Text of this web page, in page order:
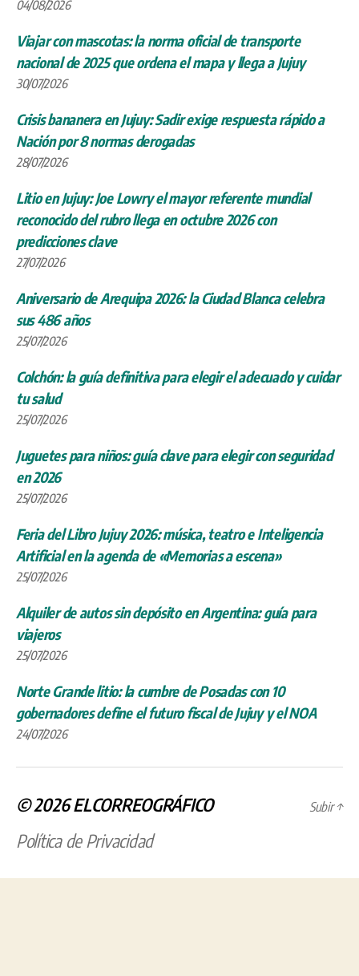
Crisis bananera en Jujuy: Sadir exige respuesta rápido a
Nación por 8 normas derogadas
28/07/2026
Litio en Jujuy: Joe Lowry el mayor referente mundial
reconocido del rubro llega en octubre 2026 con
predicciones clave
Aniversario de Arequipa 2026: la Ciudad Blanca celebra
sus 486 años
25/07/2026
Colchón: la guía definitiva para elegir el adecuado y cuidar
tu salud
25/07/2026
Juguetes para niños: guía clave para elegir con seguridad
en 2026
25/07/2026
Feria del Libro Jujuy 2026: música, teatro e Inteligencia
Artificial en la agenda de «Memorias a escena»
25/07/2026
Alquiler de autos sin depósito en Argentina: guía para
viajeros
25/07/2026
Norte Grande litio: la cumbre de Posadas con 10
gobernadores define el futuro fiscal de Jujuy y el NOA
24/07/2026
© 2026ELCORREOGRÁFICO
Subir